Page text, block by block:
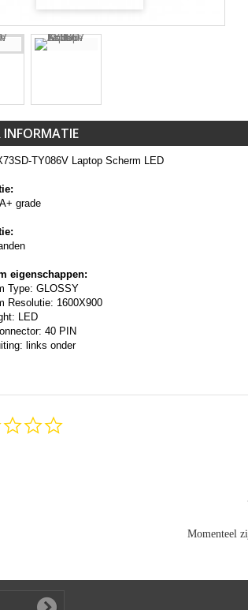
INFORMATIE
TY086V Laptop Scherm LED
grade
eigenschappen:
Type: GLOSSY
Resolutie: 1600X900
LED
40 PIN
links onder
Momenteel